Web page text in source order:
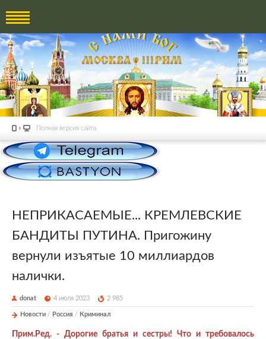
Полная версия сайта
НЕПРИКАСАЕМЫЕ... КРЕМЛЕВСКИЕ
БАНДИТЫ ПУТИНА. Пригожину
вернули изъятые 10 миллиардов
налички.
donat 4 июля 2023 2 985
Новости / Россия / Криминал
Прим.Ред. - Дорогие братья и сестры! Что и требовалось